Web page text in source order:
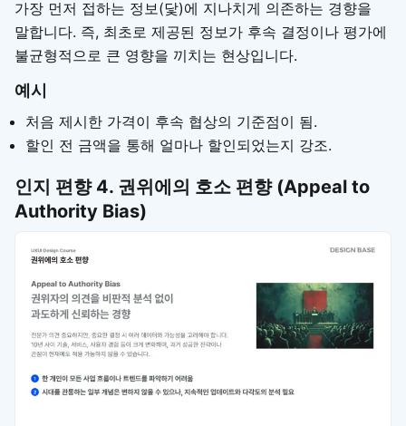
가장 먼저 접하는 정보(닻)에 지나치게 의존하는 경향을
말합니다. 즉, 최초로 제공된 정보가 후속 결정이나 평가에
불균형적으로 큰 영향을 끼치는 현상입니다.
예시
처음 제시한 가격이 후속 협상의 기준점이 됨.
할인 전 금액을 통해 얼마나 할인되었는지 강조.
인지 편향4. 권위에의 호소 편향 (Appeal to
Authority Bias)